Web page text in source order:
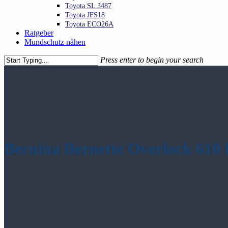
Toyota SL 3487
Toyota JFS18
Toyota ECO26A
Ratgeber
Mundschutz nähen
Press enter to begin your search
Bernina Bernette Overlock 610